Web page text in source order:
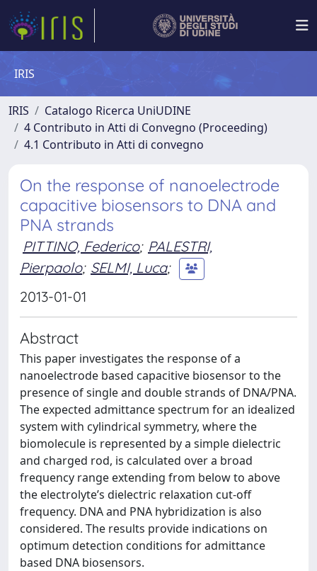
IRIS
IRIS
Catalogo Ricerca UniUDINE
4 Contributo in Atti di Convegno (Proceeding)
4.1 Contributo in Atti di convegno
On the response of nanoelectrode
capacitive biosensors to DNA and
PNA strands
PITTINO, Federico; PALESTRI,
Pierpaolo; SELMI, Luca;
2013-01-01
Abstract
This paper investigates the response of a
nanoelectrode based capacitive biosensor to the
presence of single and double strands of DNA/PNA.
The expected admittance spectrum for an idealized
system with cylindrical symmetry, where the
biomolecule is represented by a simple dielectric
and charged rod, is calculated over a broad
frequency range extending from below to above
the electrolyte’s dielectric relaxation cut-off
frequency. DNA and PNA hybridization is also
considered. The results provide indications on
optimum detection conditions for admittance
based DNA biosensors.